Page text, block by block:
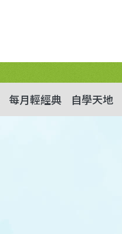
每月輕經典 自學天地